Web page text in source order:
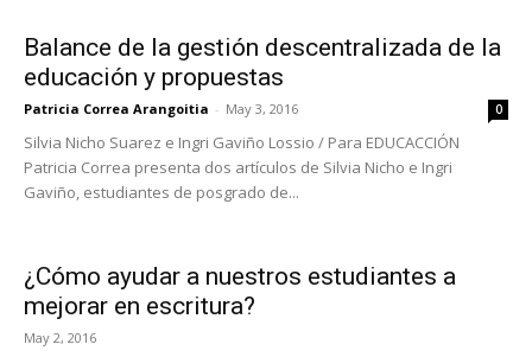
Balance de la gestión descentralizada de la
educación y propuestas
Patricia Correa Arangoitia - May 3, 2016 0
Silvia Nicho Suarez e Ingri Gaviño Lossio / Para EDUCACCIÓN
Patricia Correa presenta dos artículos de Silvia Nicho e Ingri
Gaviño, estudiantes de posgrado de...
¿Cómo ayudar a nuestros estudiantes a
mejorar en escritura?
May 2, 2016